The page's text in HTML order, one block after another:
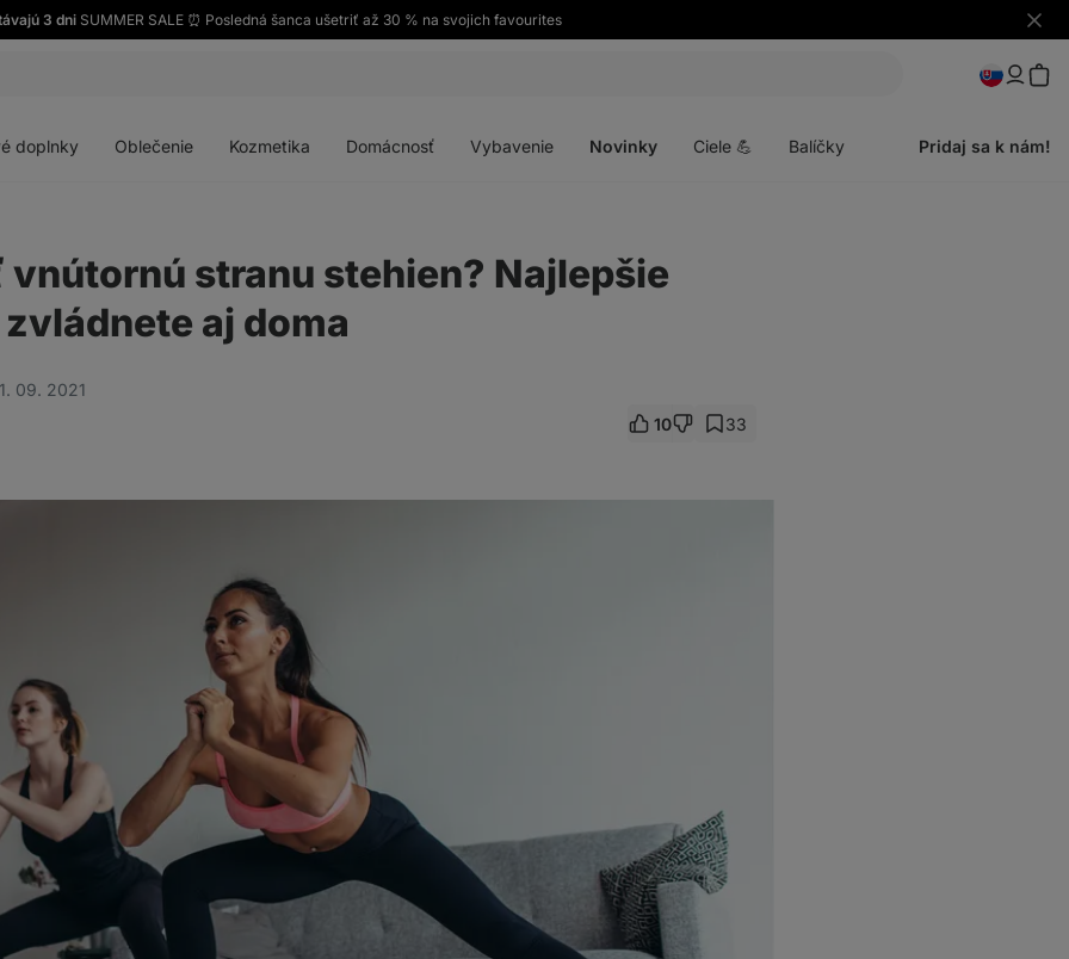
3 dni SUMMER SALE ⏰ Posledná šanca ušetriť až 30 % na svojich favourites
Skryť
doplnky Oblečenie Kozmetika Domácnosť Vybavenie Novinky Ciele 💪 Balíčky Pridaj sa k nám!
stranu stehien? Najlepšie
aj doma
09. 2021
10 33